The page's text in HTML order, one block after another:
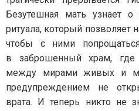
Безутешная мать узнает о
ритуала, который позволяет
чтобы с ними
в заброшенный храм, где
между мирами живых и
предупреждением не
врата. И теперь никто не